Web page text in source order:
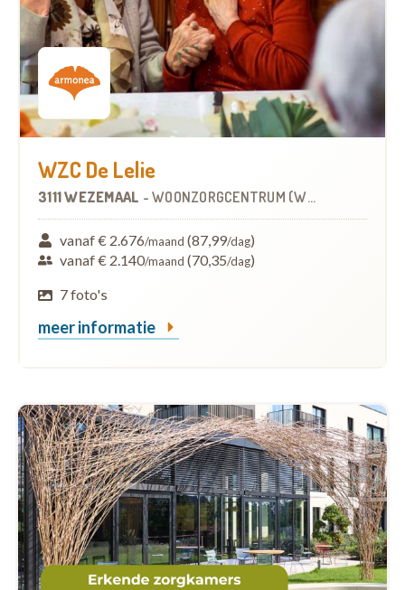
WZC De Lelie
3111 WEZEMAAL - WOONZORGCENTRUM (WZC)
vanaf € 2.676/maand (87,99/dag)
vanaf € 2.140/maand (70,35/dag)
7 foto's
meer informatie